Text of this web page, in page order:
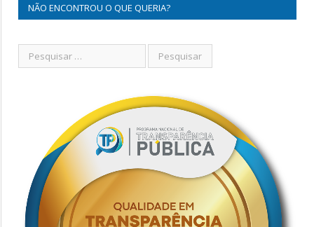
NÃO ENCONTROU O QUE QUERIA?